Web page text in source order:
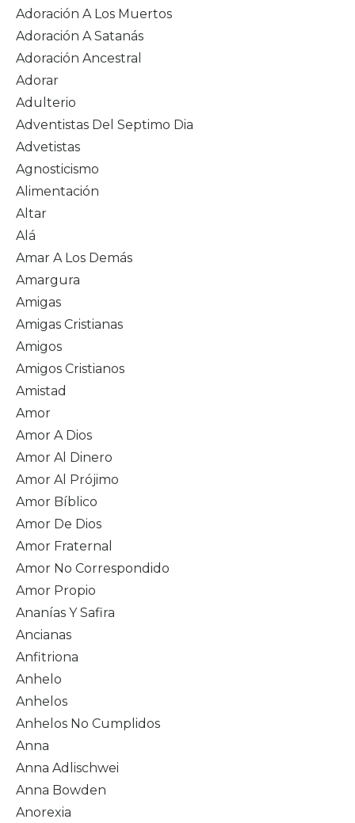
Adoración A Los Muertos
Adoración A Satanás
Adoración Ancestral
Adorar
Adulterio
Adventistas Del Septimo Dia
Advetistas
Agnosticismo
Alimentación
Altar
Alá
Amar A Los Demás
Amargura
Amigas
Amigas Cristianas
Amigos
Amigos Cristianos
Amistad
Amor
Amor A Dios
Amor Al Dinero
Amor Al Prójimo
Amor Bíblico
Amor De Dios
Amor Fraternal
Amor No Correspondido
Amor Propio
Ananías Y Safira
Ancianas
Anfitriona
Anhelo
Anhelos
Anhelos No Cumplidos
Anna
Anna Adlischwei
Anna Bowden
Anorexia